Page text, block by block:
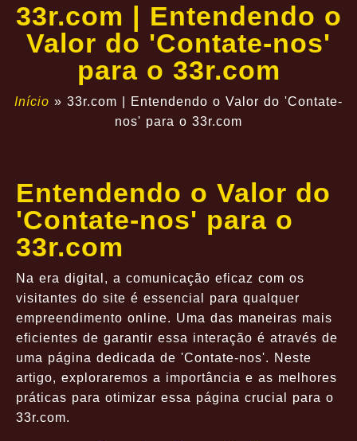
33r.com | Entendendo o
Valor do 'Contate-nos'
para o 33r.com
Início » 33r.com | Entendendo o Valor do 'Contate-
nos' para o 33r.com
Entendendo o Valor do
'Contate-nos' para o
33r.com
Na era digital, a comunicação eficaz com os
visitantes do site é essencial para qualquer
empreendimento online. Uma das maneiras mais
eficientes de garantir essa interação é através de
uma página dedicada de 'Contate-nos'. Neste
artigo, exploraremos a importância e as melhores
práticas para otimizar essa página crucial para o
33r.com.